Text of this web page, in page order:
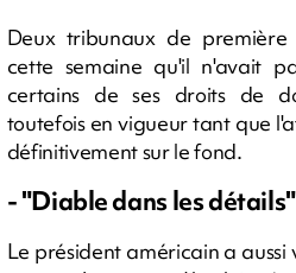
Deux tribunaux de première
cette semaine qu'il n'avait
certains de ses droits de
toutefois en vigueur tant que
définitivement sur le fond.
- "Diable dans les
Le président américain a aussi